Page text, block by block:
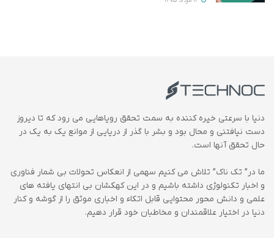
دنیا با سرعتی خیره کننده به سمت تحقق رویاهایی می رود که تا دیروز
دست نیافتنی و محال بود و بشر با گذر از دریایی از موانع یک به یک در
حال تحقق آنها است.
ما در” تک ناک” تلاش می کنیم سهمی از انعکاس تحولات بی شمار فناوری
و اخبار تکنولوژی داشته باشیم و در این کهکشان بی انتهای یافته های
علمی و دانش محور محتوایی قابل اتکاء و اخباری موثق را از گوشه و کنار
دنیا در اختیار علاقمندان و مخاطبان خود قرار دهیم.